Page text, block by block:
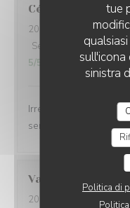
tue
sull'icona
sinistra
Politica di
Céline
2026-08-02
- 12:30 -
Servizio
/5
5/5
Irréprochable comme
service, plats
Valérie
2026-08-02
- 19:15 -